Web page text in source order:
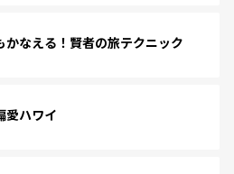
かなえる！賢者の旅テクニック
ハワイ